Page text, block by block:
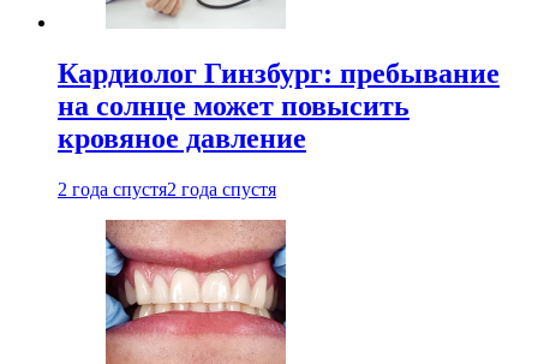
Кардиолог Гинзбург: пребывание
на солнце может повысить
кровяное давление
2 года спустя2 года спустя